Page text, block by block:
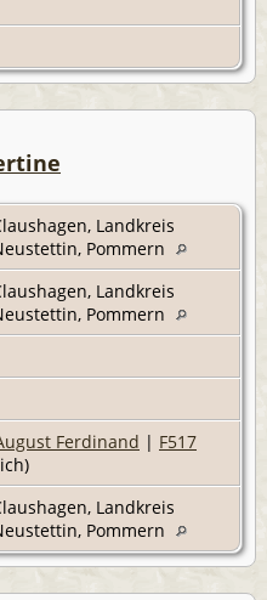
Landkreis
Pommern
Landkreis
Pommern
Ferdinand | F517
Landkreis
Pommern